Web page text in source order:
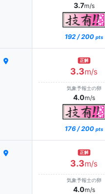
3.7m/s
192 / 200 pts
正解
3.3m/s
気象予報士の卵
4.0m/s
176 / 200 pts
正解
3.3m/s
気象予報士の卵
4.0m/s